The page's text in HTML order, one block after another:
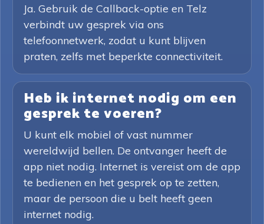
Ja. Gebruik de Callback-optie en Telz
verbindt uw gesprek via ons
telefoonnetwerk, zodat u kunt blijven
praten, zelfs met beperkte connectiviteit.
Heb ik internet nodig om een
gesprek te voeren?
U kunt elk mobiel of vast nummer
wereldwijd bellen. De ontvanger heeft de
app niet nodig. Internet is vereist om de app
te bedienen en het gesprek op te zetten,
maar de persoon die u belt heeft geen
internet nodig.